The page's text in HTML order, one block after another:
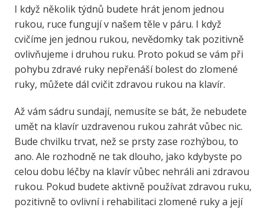
I když několik týdnů budete hrát jenom jednou
rukou, ruce fungují v našem těle v páru. I když
cvičíme jen jednou rukou, nevědomky tak pozitivně
ovlivňujeme i druhou ruku. Proto pokud se vám při
pohybu zdravé ruky nepřenáší bolest do zlomené
ruky, můžete dál cvičit zdravou rukou na klavír.
Až vám sádru sundají, nemusíte se bát, že nebudete
umět na klavír uzdravenou rukou zahrát vůbec nic.
Bude chvilku trvat, než se prsty zase rozhýbou, to
ano. Ale rozhodně ne tak dlouho, jako kdybyste po
celou dobu léčby na klavír vůbec nehráli ani zdravou
rukou. Pokud budete aktivně používat zdravou ruku,
pozitivně to ovlivní i rehabilitaci zlomené ruky a její